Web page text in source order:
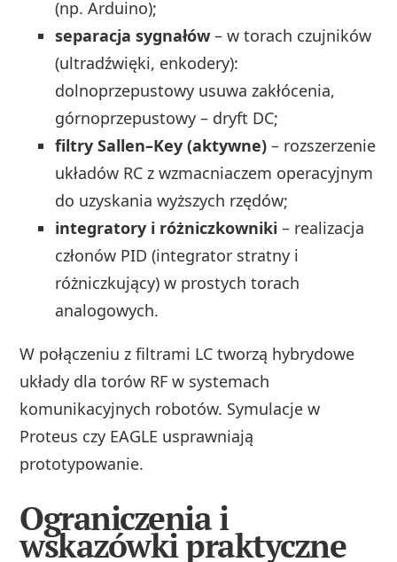
(np. Arduino);
separacja sygnałów – w torach czujników
(ultradźwięki, enkodery):
dolnoprzepustowy usuwa zakłócenia,
górnoprzepustowy – dryft DC;
filtry Sallen–Key (aktywne) – rozszerzenie
układów RC z wzmacniaczem operacyjnym
do uzyskania wyższych rzędów;
integratory i różniczkowniki – realizacja
członów PID (integrator stratny i
różniczkujący) w prostych torach
analogowych.
W połączeniu z filtrami LC tworzą hybrydowe
układy dla torów RF w systemach
komunikacyjnych robotów. Symulacje w
Proteus czy EAGLE usprawniają
prototypowanie.
Ograniczenia i
wskazówki praktyczne